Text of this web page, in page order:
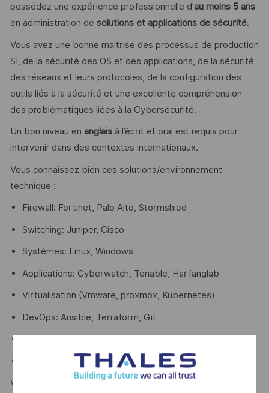
possédez une expérience professionnelle d'au moins 5 ans
en administration de solutions et applications de sécurité.
Vous avez une bonne maitrise des processus de production
SI, de la sécurité des OS et des applications, de la sécurité
des réseaux et leurs protocoles, de la configuration des
outils liés à la sécurité et une excellente compréhension
des problématiques liées à la Cybersécurité.
Un bon niveau en anglaisà l’écrit et oral est requis pour
intervenir dans des contextes internationaux.
Vous connaissez bien ces solutions/environnement
technique :
Firewall: Fortinet, Palo Alto, Stormshied
Switching: Juniper, Cisco
Systèmes: Linux, Windows
Applications: Cyberwatch, Tenable, Harfanglab
Virtualisation (Vmware, proxmox, Kubernetes)
DevOps: Ansible, Terraform, Git
Scripting: Python, bash
Votre bon relationnel et sens de la communication vous